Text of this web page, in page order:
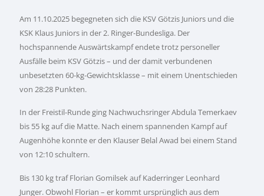
Am 11.10.2025 begegneten sich die KSV Götzis Juniors und die
KSK Klaus Juniors in der 2. Ringer-Bundesliga. Der
hochspannende Auswärtskampf endete trotz personeller
Ausfälle beim KSV Götzis – und der damit verbundenen
unbesetzten 60-kg-Gewichtsklasse – mit einem Unentschieden
von 28:28 Punkten.
In der Freistil-Runde ging Nachwuchsringer Abdula Temerkaev
bis 55 kg auf die Matte. Nach einem spannenden Kampf auf
Augenhöhe konnte er den Klauser Belal Awad bei einem Stand
von 12:10 schultern.
Bis 130 kg traf Florian Gomilsek auf Kaderringer Leonhard
Junger. Obwohl Florian – er kommt ursprünglich aus dem